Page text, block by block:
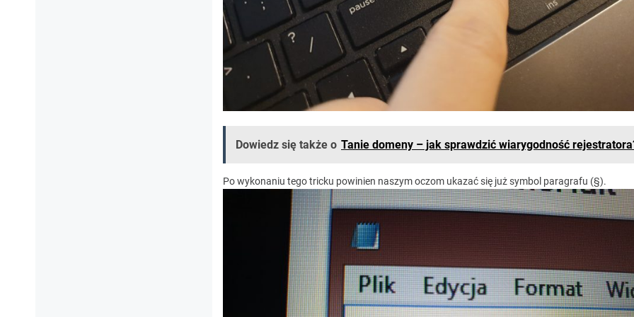
Dowiedz się także o Tanie domeny – jak sprawdzić wiarygodność
Po wykonaniu tego tricku powinien naszym oczom ukazać się już symbol paragrafu (§).